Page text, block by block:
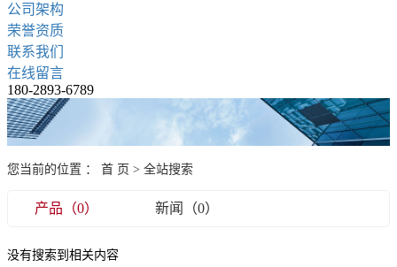
公司架构
荣誉资质
联系我们
在线留言
180-2893-6789
您当前的位置 ： 首 页 > 全站搜索
产品（0） 新闻（0）
没有搜索到相关内容